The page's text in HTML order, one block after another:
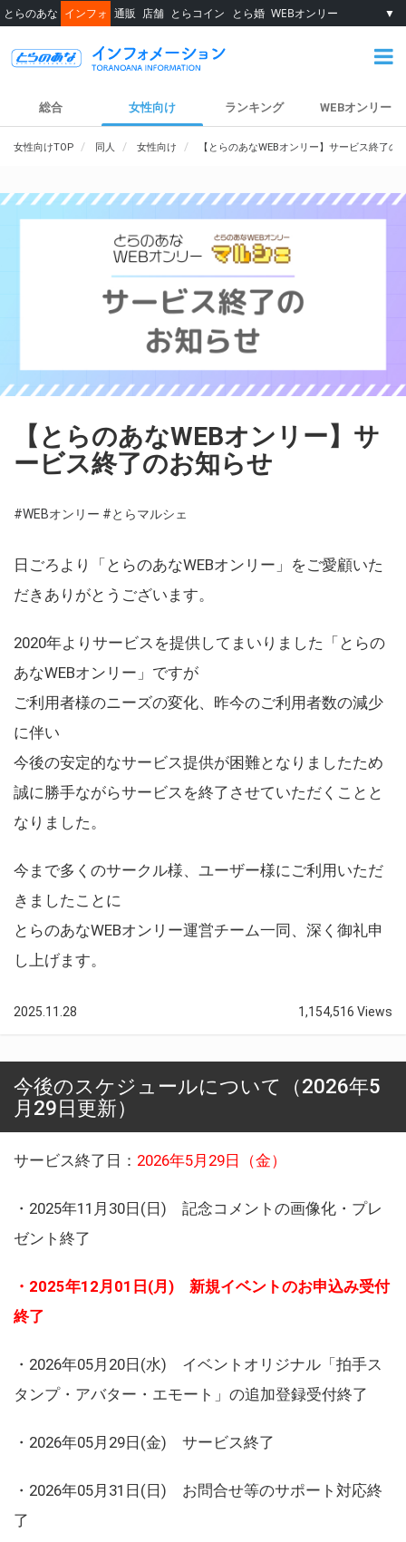
とらのあな インフォ 通販 店舗 とらコイン とら婚 WEBオンリー ▼
総合 女性向け ランキング WEBオンリー
女性向けTOP 同人 女性向け 【とらのあなWEBオンリー】サービス終了の
【とらのあなWEBオンリー】サ
ービス終了のお知らせ
#WEBオンリー #とらマルシェ
日ごろより「とらのあなWEBオンリー」をご愛顧いた
だきありがとうございます。
2020年よりサービスを提供してまいりました「とらの
あなWEBオンリー」ですが
ご利用者様のニーズの変化、昨今のご利用者数の減少
に伴い
今後の安定的なサービス提供が困難となりましたため
誠に勝手ながらサービスを終了させていただくことと
なりました。
今まで多くのサークル様、ユーザー様にご利用いただ
きましたことに
とらのあなWEBオンリー運営チーム一同、深く御礼申
し上げます。
2025.11.28 1,154,516 Views
今後のスケジュールについて（2026年5
月29日更新）
サービス終了日： 2026年5月29日（金）
・2025年11月30日(日) 記念コメントの画像化・プレ
ゼント終了
・2025年12月01日(月) 新規イベントのお申込み受付
終了
・2026年05月20日(水) イベントオリジナル「拍手ス
タンプ・アバター・エモート」の追加登録受付終了
・2026年05月29日(金) サービス終了
・2026年05月31日(日) お問合せ等のサポート対応終
了